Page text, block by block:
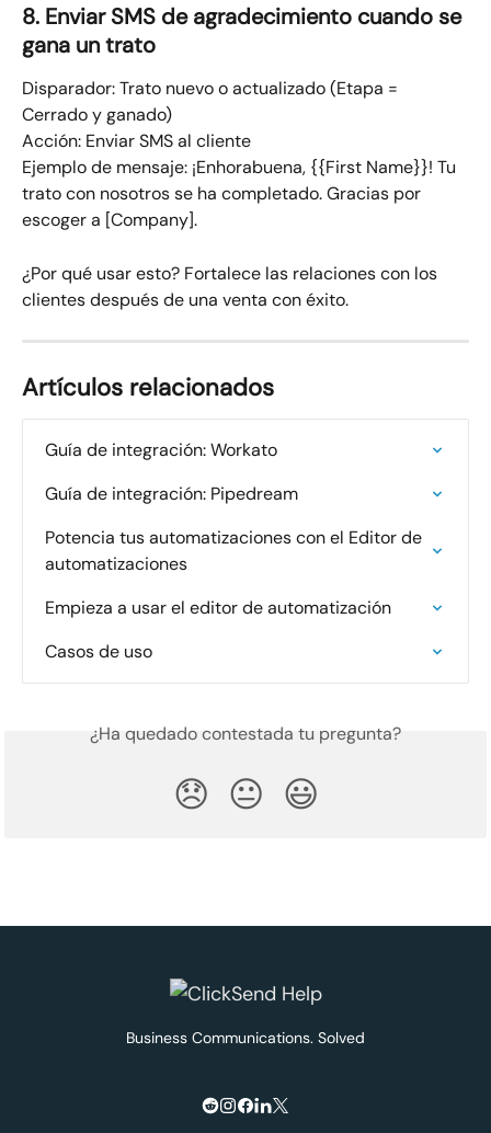
8. Enviar SMS de agradecimiento cuando se
gana un trato​
Disparador: Trato nuevo o actualizado (Etapa =
Cerrado y ganado)​
Acción: Enviar SMS al cliente
Ejemplo de mensaje:​ ¡Enhorabuena, {{First Name}}! Tu
trato con nosotros se ha completado. Gracias por
escoger a [Company].
¿Por qué usar esto? Fortalece las relaciones con los
clientes después de una venta con éxito.
Artículos relacionados
Guía de integración: Workato
Guía de integración: Pipedream
Potencia tus automatizaciones con el Editor de
automatizaciones
Empieza a usar el editor de automatización
Casos de uso
¿Ha quedado contestada tu pregunta?
😞 😐 😃
Business Communications. Solved